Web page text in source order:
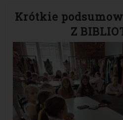
Krótkie
Z